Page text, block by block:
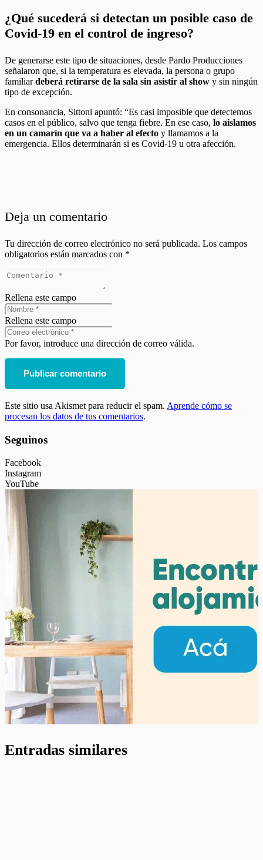
¿Qué sucederá si detectan un posible caso de
Covid-19 en el control de ingreso?
De generarse este tipo de situaciones, desde Pardo Producciones
señalaron que, si la temperatura es elevada, la persona o grupo
familiardeberá retirarse de la sala sin asistir al show y sin ningún
tipo de excepción.
En consonancia, Sittoni apuntó: “Es casi imposible que detectemos
casos en el público, salvo que tenga fiebre. En ese caso, lo aislamos
en un camarín que va a haber al efecto y llamamos a la
emergencia. Ellos determinarán si es Covid-19 u otra afección.
Deja un comentario
Tu dirección de correo electrónico no será publicada. Los campos
obligatorios están marcados con *
Rellena este campo
Rellena este campo
Por favor, introduce una dirección de correo válida.
Publicar comentario
Este sitio usa Akismet para reducir el spam. Aprende cómo se
procesan los datos de tus comentarios.
Seguinos
Facebook
Instagram
YouTube
Entradas similares